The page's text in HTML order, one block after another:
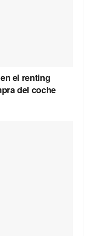
el renting
del coche